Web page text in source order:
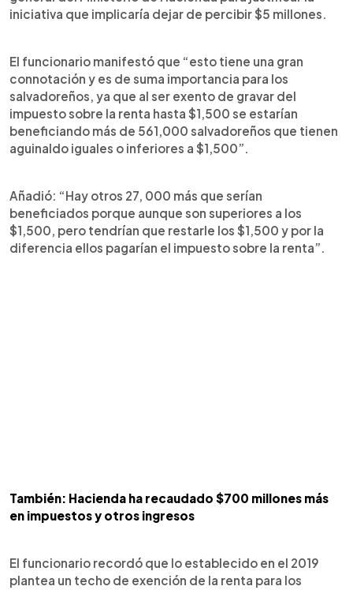
iniciativa que implicaría dejar de percibir $5 millones.
El funcionario manifestó que “esto tiene una gran
connotación y es de suma importancia para los
salvadoreños, ya que al ser exento de gravar del
impuesto sobre la renta hasta $1,500 se estarían
beneficiando más de 561,000 salvadoreños que tienen
aguinaldo iguales o inferiores a $1,500”.
Añadió: “Hay otros 27, 000 más que serían
beneficiados porque aunque son superiores a los
$1,500, pero tendrían que restarle los $1,500 y por la
diferencia ellos pagarían el impuesto sobre la renta”.
También: Hacienda ha recaudado $700 millones más
en impuestos y otros ingresos
El funcionario recordó que lo establecido en el 2019
plantea un techo de exención de la renta para los